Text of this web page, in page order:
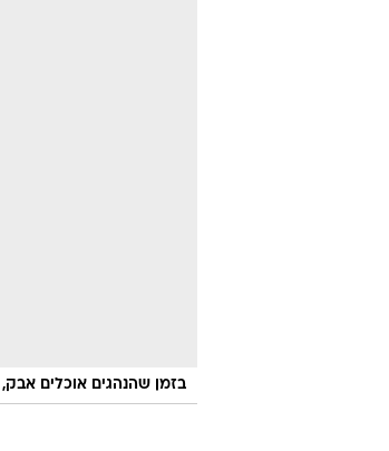
בזמן שהנהגים אוכלים אבק,